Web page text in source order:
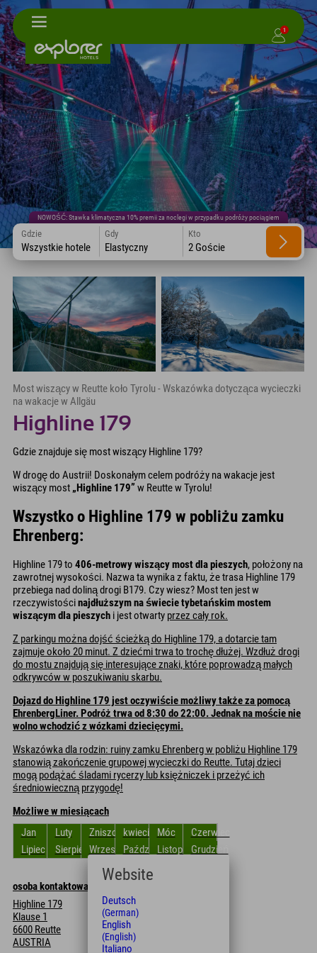
1
NOWOŚĆ: Stawka klimatyczna 10% premii za noclegi w przypadku podróży pociągiem
Gdzie
Wszystkie hotele
Gdy
Elastyczny
Kto
2 Goście
Most wiszący w Reutte koło Tyrolu - Wskazówka dotycząca wycieczki
na wakacje w Allgäu
Highline 179
Gdzie znajduje się most wiszący Highline 179?
W drogę do Austrii! Doskonałym celem podróży na wakacje jest
wiszący most „Highline 179” w Reutte w Tyrolu!
Wszystko o Highline 179 w pobliżu zamku
Ehrenberg:
Highline 179 to 406-metrowy wiszący most dla pieszych, położony na
zawrotnej wysokości. Nazwa ta wynika z faktu, że trasa Highline 179
przebiega nad doliną drogi B179. Czy wiesz? Most ten jest w
rzeczywistościnajdłuższym na świecie tybetańskim mostem
wiszącym dla pieszych i jest otwarty przez cały rok.
Z parkingu można dojść ścieżką do Highline 179, a dotarcie tam
zajmuje około 20 minut. Z dziećmi trwa to trochę dłużej. Wzdłuż drogi
do mostu znajdują się interesujące znaki, które poprowadzą małych
odkrywców w poszukiwaniu skarbu.
Dojazd do Highline 179 jest oczywiście możliwy także za pomocą
EhrenbergLiner. Podróż trwa od 8:30 do 22:00. Jednak na moście nie
wolno wchodzić z wózkami dziecięcymi.
Wskazówka dla rodzin: ruiny zamku Ehrenberg w pobliżu Highline 179
stanowią zakończenie grupowej wycieczki do Reutte. Tutaj dzieci
mogą podążać śladami rycerzy lub księżniczek i przeżyć ich
średniowieczną przygodę!
Możliwe w miesiącach
Jan
Luty ZniszczyćkwiecieńMóc
Czerwiec
Lipiec
Sierpień WrzesieńPaździernikListopadGrudzień
osoba kontaktowa
Highline 179
Klause 1
6600 Reutte
AUSTRIA
Website
Deutsch
(German)
English
(English)
Italiano